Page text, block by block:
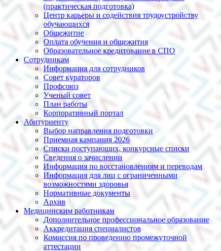
(практическая подготовка)
Центр карьеры и содействия трудоустройству
обучающихся
Общежитие
Оплата обучения и общежития
Образовательное кредитование в СПО
Сотрудникам
Информация для сотрудников
Совет кураторов
Профсоюз
Ученый совет
План работы
Корпоративный портал
Абитуриенту
Выбор направления подготовки
Приемная кампания 2026
Списки поступающих, конкурсные списки
Сведения о зачислении
Информация по восстановлениям и переводам
Информация для лиц с ограниченными
возможностями здоровья
Нормативные документы
Архив
Медицинским работникам
Дополнительное профессиональное образование
Аккредитация специалистов
Комиссия по проведению промежуточной
аттестации